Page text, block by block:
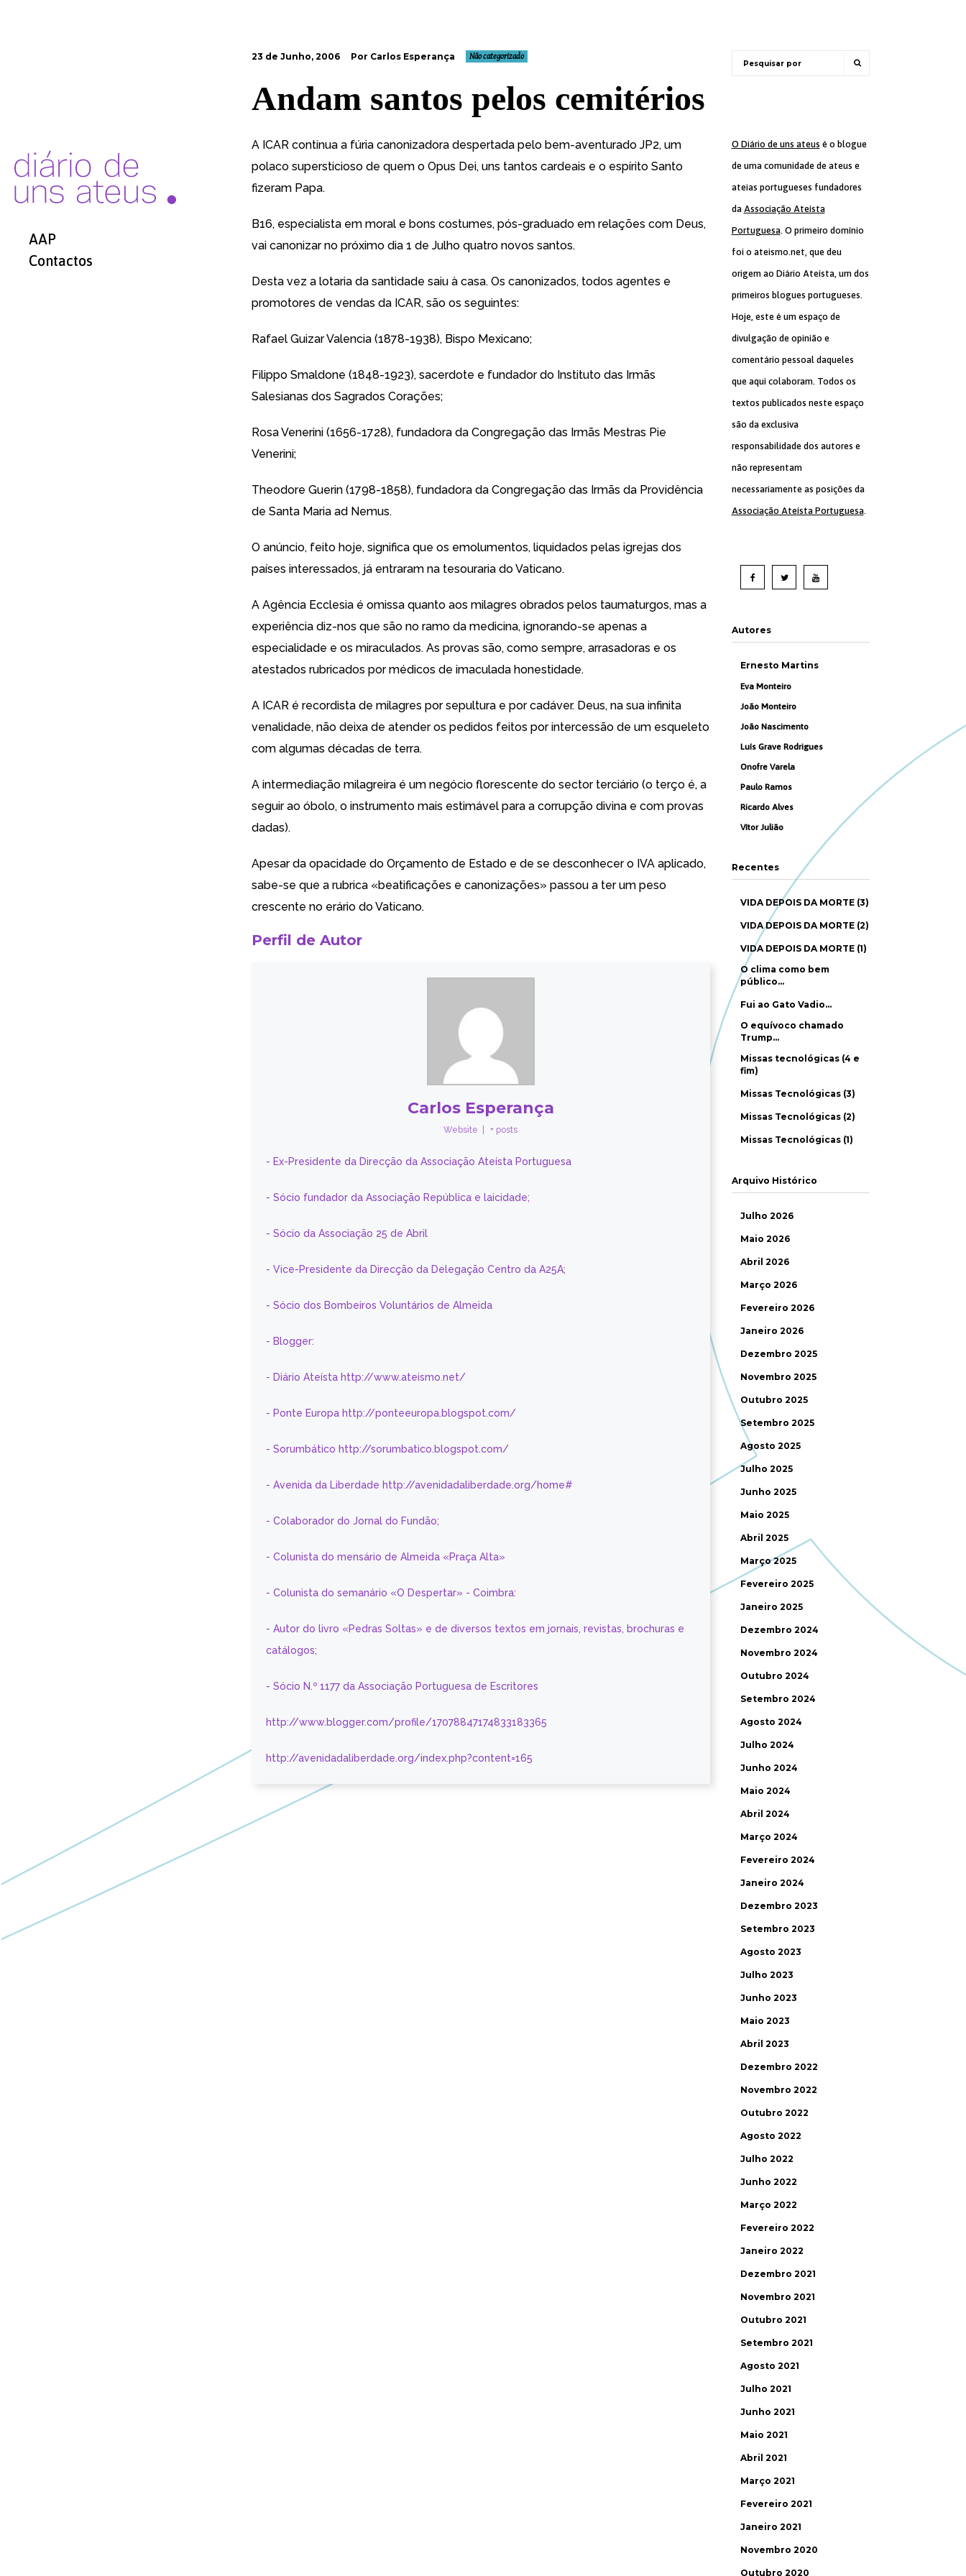
AAP
Contactos
23 de Junho, 2006 Por Carlos Esperança Não categorizado
Andam santos pelos cemitérios
A ICAR continua a fúria canonizadora despertada pelo bem-aventurado JP2, um
polaco supersticioso de quem o Opus Dei, uns tantos cardeais e o espírito Santo
fizeram Papa.
B16, especialista em moral e bons costumes, pós-graduado em relações com Deus,
vai canonizar no próximo dia 1 de Julho quatro novos santos.
Desta vez a lotaria da santidade saiu à casa. Os canonizados, todos agentes e
promotores de vendas da ICAR, são os seguintes:
Rafael Guizar Valencia (1878-1938), Bispo Mexicano;
Filippo Smaldone (1848-1923), sacerdote e fundador do Instituto das Irmãs
Salesianas dos Sagrados Corações;
Rosa Venerini (1656-1728), fundadora da Congregação das Irmãs Mestras Pie
Venerini;
Theodore Guerin (1798-1858), fundadora da Congregação das Irmãs da Providência
de Santa Maria ad Nemus.
O anúncio, feito hoje, significa que os emolumentos, liquidados pelas igrejas dos
países interessados, já entraram na tesouraria do Vaticano.
A Agência Ecclesia é omissa quanto aos milagres obrados pelos taumaturgos, mas a
experiência diz-nos que são no ramo da medicina, ignorando-se apenas a
especialidade e os miraculados. As provas são, como sempre, arrasadoras e os
atestados rubricados por médicos de imaculada honestidade.
A ICAR é recordista de milagres por sepultura e por cadáver. Deus, na sua infinita
venalidade, não deixa de atender os pedidos feitos por intercessão de um esqueleto
com algumas décadas de terra.
A intermediação milagreira é um negócio florescente do sector terciário (o terço é, a
seguir ao óbolo, o instrumento mais estimável para a corrupção divina e com provas
dadas).
Apesar da opacidade do Orçamento de Estado e de se desconhecer o IVA aplicado,
sabe-se que a rubrica «beatificações e canonizações» passou a ter um peso
crescente no erário do Vaticano.
Perfil de Autor
Carlos Esperança
Website + posts
- Ex-Presidente da Direcção da Associação Ateísta Portuguesa
- Sócio fundador da Associação República e laicidade;
- Sócio da Associação 25 de Abril
- Vice-Presidente da Direcção da Delegação Centro da A25A;
- Sócio dos Bombeiros Voluntários de Almeida
- Blogger:
- Diário Ateísta http://www.ateismo.net/
- Ponte Europa http://ponteeuropa.blogspot.com/
- Sorumbático http://sorumbatico.blogspot.com/
- Avenida da Liberdade http://avenidadaliberdade.org/home#
- Colaborador do Jornal do Fundão;
- Colunista do mensário de Almeida «Praça Alta»
- Colunista do semanário «O Despertar» - Coimbra:
- Autor do livro «Pedras Soltas» e de diversos textos em jornais, revistas, brochuras e
catálogos;
- Sócio N.º 1177 da Associação Portuguesa de Escritores
http://www.blogger.com/profile/17078847174833183365
http://avenidadaliberdade.org/index.php?content=165
O Diário de uns ateus é o blogue
de uma comunidade de ateus e
ateias portugueses fundadores
da Associação Ateísta
Portuguesa. O primeiro domínio
foi o ateismo.net, que deu
origem ao Diário Ateísta, um dos
primeiros blogues portugueses.
Hoje, este é um espaço de
divulgação de opinião e
comentário pessoal daqueles
que aqui colaboram. Todos os
textos publicados neste espaço
são da exclusiva
responsabilidade dos autores e
não representam
necessariamente as posições da
Associação Ateísta Portuguesa.
Autores
Ernesto Martins
Eva Monteiro
João Monteiro
João Nascimento
Luís Grave Rodrigues
Onofre Varela
Paulo Ramos
Ricardo Alves
Vítor Julião
Recentes
VIDA DEPOIS DA MORTE (3)
VIDA DEPOIS DA MORTE (2)
VIDA DEPOIS DA MORTE (1)
O clima como bem
público…
Fui ao Gato Vadio…
O equívoco chamado
Trump…
Missas tecnológicas (4 e
fim)
Missas Tecnológicas (3)
Missas Tecnológicas (2)
Missas Tecnológicas (1)
Arquivo Histórico
Julho 2026
Maio 2026
Abril 2026
Março 2026
Fevereiro 2026
Janeiro 2026
Dezembro 2025
Novembro 2025
Outubro 2025
Setembro 2025
Agosto 2025
Julho 2025
Junho 2025
Maio 2025
Abril 2025
Março 2025
Fevereiro 2025
Janeiro 2025
Dezembro 2024
Novembro 2024
Outubro 2024
Setembro 2024
Agosto 2024
Julho 2024
Junho 2024
Maio 2024
Abril 2024
Março 2024
Fevereiro 2024
Janeiro 2024
Dezembro 2023
Setembro 2023
Agosto 2023
Julho 2023
Junho 2023
Maio 2023
Abril 2023
Dezembro 2022
Novembro 2022
Outubro 2022
Agosto 2022
Julho 2022
Junho 2022
Março 2022
Fevereiro 2022
Janeiro 2022
Dezembro 2021
Novembro 2021
Outubro 2021
Setembro 2021
Agosto 2021
Julho 2021
Junho 2021
Maio 2021
Abril 2021
Março 2021
Fevereiro 2021
Janeiro 2021
Novembro 2020
Outubro 2020